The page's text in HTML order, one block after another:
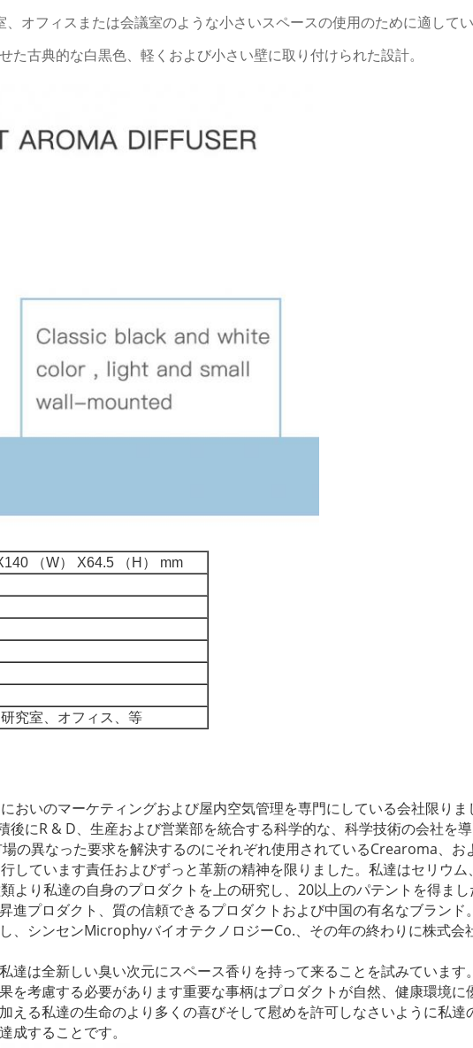
オフィスまたは会議室のような小さいスペースの使用のために適してい
た古典的な白黒色、軽くおよび小さい壁に取り付けられた設計。
（W） X64.5 （H） mm
究室、オフィス、 等
おいのマーケティングおよび屋内空気管理を専門にしている会社限り
後にR & D、生産および営業部を統合する科学的な、科学技術の会社を
の異なった要求を解決するのにそれぞれ使用されているCrearoma、お
ています責任およびずっと革新の精神を限りました。私達はセリウム
より私達の自身のプロダクトを上の研究し、20以上のパテントを得ま
進プロダクト、質の信頼できるプロダクトおよび中国の有名なブラン
、シンセンMicrophyバイオテクノロジーCo.、その年の終わりに株式会
達は全新しい臭い次元にスペース香りを持って来ることを試みていま
を考慮する必要があります重要な事柄はプロダクトが自然、健康環境に
える私達の生命のより多くの喜びそして慰めを許可しなさいように私
成することです。